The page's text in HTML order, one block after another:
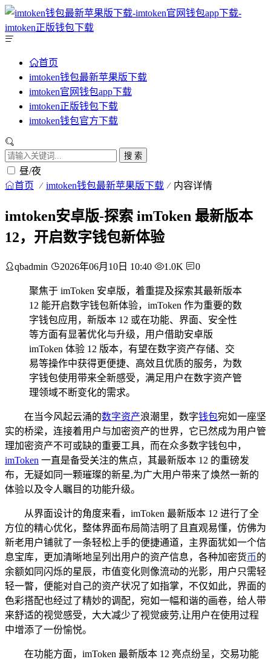
首页
imtoken钱包最新苹果版下载
imtoken官网钱包app下载
imtoken正版钱包下载
imtoken钱包官方下载
搜 索
昼/夜
首页 imtoken钱包最新苹果版下载 内容详情
imtoken安卓版-探索 imToken 最新版本
12，开启数字钱包新体验
qbadmin 2026年06月10日 10:40 1.0K 0
聚焦于 imToken 安卓版，着重提及探索其最新版本
12 能开启数字钱包新体验，imToken 作为重要的数
字钱包应用，新版本 12 或在功能、界面、安全性
等方面有显著优化与升级，用户借助安卓版
imToken 体验 12 版本，有望在数字资产存储、交
易等操作中获得更便捷、高效且优质的服务，为数
字钱包使用带来全新感受，满足用户在数字资产管
理领域不断变化的需求。
在当今风起云涌的数字资产浪潮里，数字钱包宛如一座坚
实的桥梁，连接着用户与加密资产的世界，它已然成为用户管
理加密资产不可或缺的重要工具，而在众多数字钱包中，
imToken 一直是备受关注的焦点，其最新版本 12 的重磅发
布，无疑如同一颗璀璨的新星,为广大用户带来了焕然一新的
体验以及令人瞩目的功能升级。
从界面设计的角度来看，imToken 最新版本 12 进行了全
方位的精心优化，整体界面布局简洁明了且直观易懂，仿佛为
新老用户铺就了一条轻松上手的便捷通道，主界面犹如一个信
息宝库，更加清晰地呈列出用户的资产信息，各种加密货币的
余额如同闪烁的星辰，市值变化则像流动的光影，用户只需轻
轻一瞥，便能对自己的资产状况了如指掌，不仅如此，界面的
色彩搭配也经过了精妙的调配，宛如一幅和谐的画卷，给人带
来舒适的视觉感受，大大减少了视觉疲劳,让用户在使用过程
中增添了一份愉悦。
在功能方面，imToken 最新版本 12 亮点纷呈，交易功能